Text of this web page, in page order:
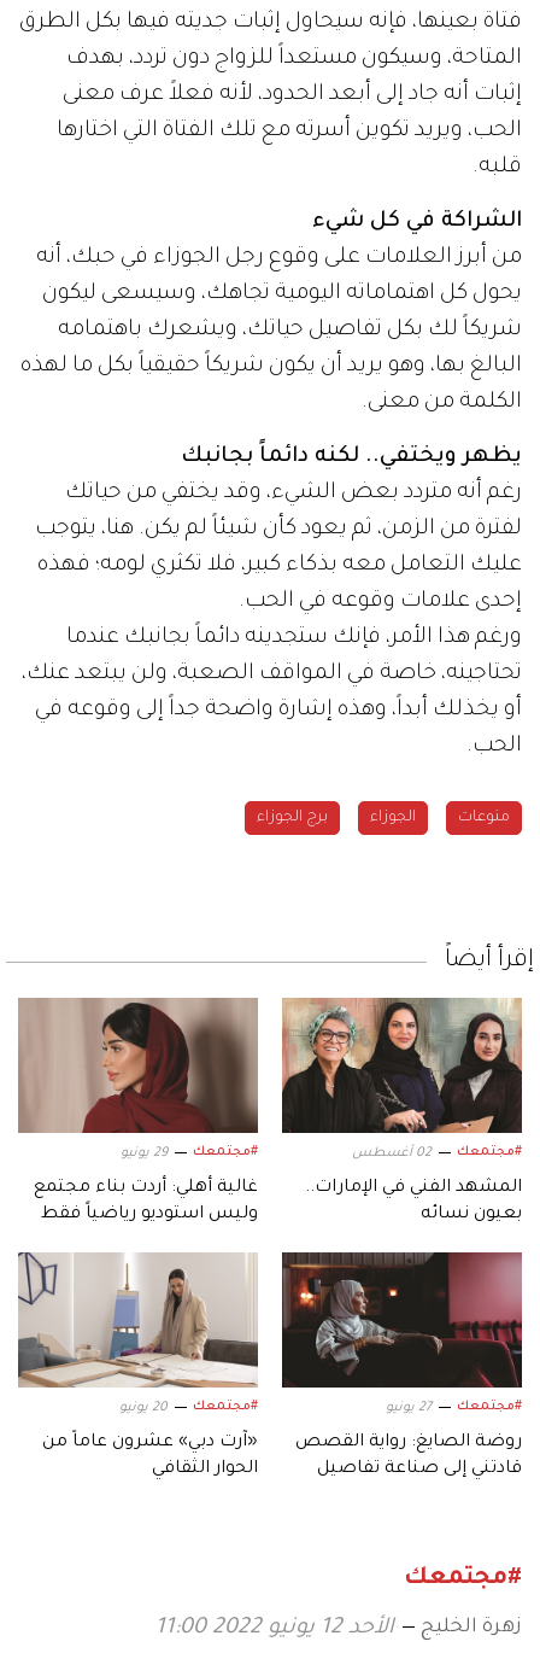
فتاة بعينها، فإنه سيحاول إثبات جديته فيها بكل الطرق
المتاحة، وسيكون مستعداً للزواج دون تردد، بهدف
إثبات أنه جاد إلى أبعد الحدود، لأنه فعلاً عرف معنى
الحب، ويريد تكوين أسرته مع تلك الفتاة التي اختارها
قلبه.
الشراكة في كل شيء
من أبرز العلامات على وقوع رجل الجوزاء في حبك، أنه
يحول كل اهتماماته اليومية تجاهك، وسيسعى ليكون
شريكاً لك بكل تفاصيل حياتك، ويشعرك باهتمامه
البالغ بها، وهو يريد أن يكون شريكاً حقيقياً بكل ما لهذه
الكلمة من معنى.
يظهر ويختفي.. لكنه دائماً بجانبك
رغم أنه متردد بعض الشيء، وقد يختفي من حياتك
لفترة من الزمن، ثم يعود كأن شيئاً لم يكن. هنا، يتوجب
عليك التعامل معه بذكاء كبير، فلا تكثري لومه؛ فهذه
إحدى علامات وقوعه في الحب.
ورغم هذا الأمر، فإنك ستجدينه دائماً بجانبك عندما
تحتاجينه، خاصة في المواقف الصعبة، ولن يبتعد عنك،
أو يخذلك أبداً، وهذه إشارة واضحة جداً إلى وقوعه في
الحب.
منوعات الجوزاء برج الجوزاء
إقرأ أيضاً
#مجتمعك 02 أغسطس
المشهد الفني في الإمارات..
بعيون نسائه
#مجتمعك 29 يونيو
غالية أهلي: أردت بناء مجتمع
وليس استوديو رياضياً فقط
#مجتمعك 27 يونيو
روضة الصايغ: رواية القصص
قادتني إلى صناعة تفاصيل
#مجتمعك 20 يونيو
«آرت دبي» عشرون عاماً من
الحوار الثقافي
#مجتمعك
زهرة الخليج الأحد 12 يونيو 2022 11:00